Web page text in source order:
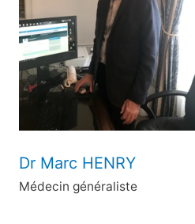
h
e
r
Dr Marc HENRY
Médecin généraliste